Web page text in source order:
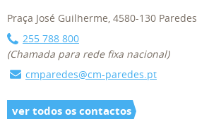
Praça José Guilherme, 4580-130 Paredes
255 788 800
(Chamada para rede fixa nacional)
cmparedes@cm-paredes.pt
ver todos os contactos